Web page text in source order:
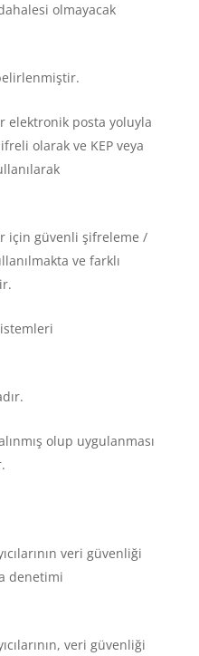
olmayacak
elektronik posta yoluyla
olarak ve KEP veya
için güvenli şifreleme /
ve farklı
olup uygulanması
veri güvenliği
denetimi
veri güvenliği